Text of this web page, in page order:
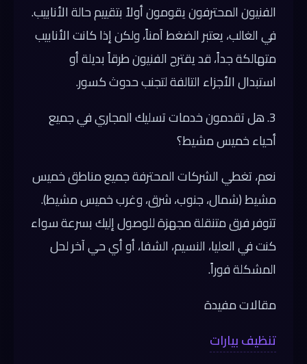
الفنيون المحترفون يقومون أولاً بتقييم حالة الأنابيب.
في الغالب، يعتبر الضغط آمناً، ولكن إذا كانت الأنابيب
متهالكة جداً، قد يقترح الفنيون طرقاً بديلة أو
استبدال الأجزاء التالفة لتجنب حدوث كسور.
3. هل تقدمون خدمات تسليك المجاري في جميع
أحياء خميس مشيط؟
نعم، تغطي الشركات المحترفة جميع مناطق خميس
مشيط (شمال، جنوب، شرق، وغرب خميس مشيط).
تتوفر فرق متنقلة مجهزة للوصول إليك بسرعة سواء
كنت في العليا، النسيم، الشفا، أو أي حي آخر لحل
المشكلة فوراً.
مقالات مفيدة
تنظيف بيارات